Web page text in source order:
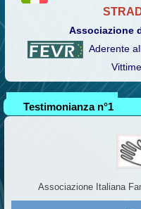
Associazione
Aderente
Testimonianza n°1
Associazione Italiana